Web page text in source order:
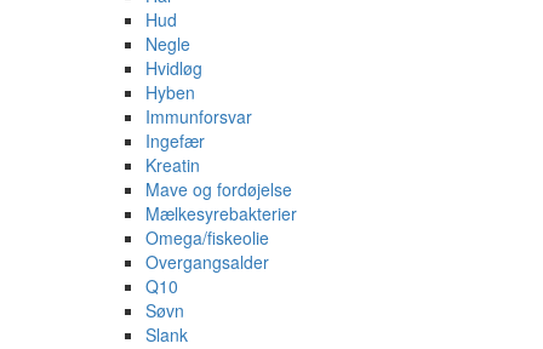
Hud
Negle
Hvidløg
Hyben
Immunforsvar
Ingefær
Kreatin
Mave og fordøjelse
Mælkesyrebakterier
Omega/fiskeolie
Overgangsalder
Q10
Søvn
Slank